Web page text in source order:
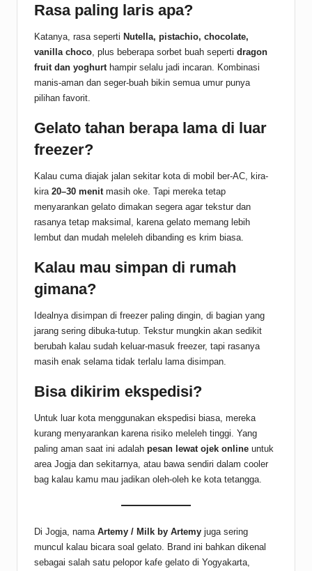
Rasa paling laris apa?
Katanya, rasa seperti Nutella, pistachio, chocolate,
vanilla choco , plus beberapa sorbet buah seperti dragon
fruit dan yoghurt hampir selalu jadi incaran. Kombinasi
manis-aman dan seger-buah bikin semua umur punya
pilihan favorit.
Gelato tahan berapa lama di luar
freezer?
Kalau cuma diajak jalan sekitar kota di mobil ber-AC, kira-
kira 20–30 menit masih oke. Tapi mereka tetap
menyarankan gelato dimakan segera agar tekstur dan
rasanya tetap maksimal, karena gelato memang lebih
lembut dan mudah meleleh dibanding es krim biasa.
Kalau mau simpan di rumah
gimana?
Idealnya disimpan di freezer paling dingin, di bagian yang
jarang sering dibuka-tutup. Tekstur mungkin akan sedikit
berubah kalau sudah keluar-masuk freezer, tapi rasanya
masih enak selama tidak terlalu lama disimpan.
Bisa dikirim ekspedisi?
Untuk luar kota menggunakan ekspedisi biasa, mereka
kurang menyarankan karena risiko meleleh tinggi. Yang
paling aman saat ini adalah pesan lewat ojek online untuk
area Jogja dan sekitarnya, atau bawa sendiri dalam cooler
bag kalau kamu mau jadikan oleh-oleh ke kota tetangga.
Di Jogja, nama Artemy / Milk by Artemy juga sering
muncul kalau bicara soal gelato. Brand ini bahkan dikenal
sebagai salah satu pelopor kafe gelato di Yogyakarta,